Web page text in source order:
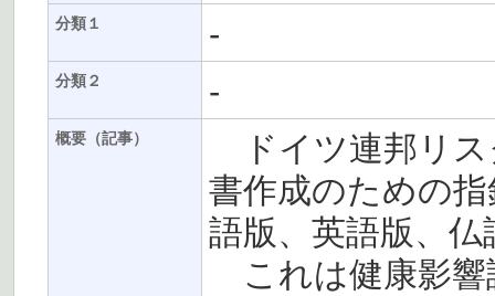
分類１ -
分類２ -
概要（記事）
ドイツ連邦リス
書作成のための
語版、英語版、
これは健康影響